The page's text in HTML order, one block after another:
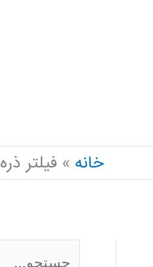
خانه
فیلتر ذره particle filter